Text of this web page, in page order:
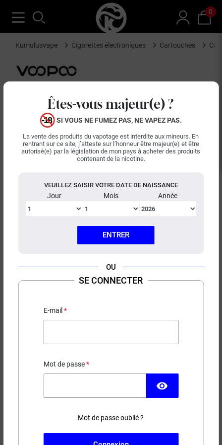
Êtes-vous majeur(e) ?
SI VOUS NE FUMEZ PAS, NE VAPEZ PAS.
La vente des produits du vapotage est interdite aux mineurs. En
rentrant sur ce site, j’atteste sur l’honneur être majeur(e) et être
autorisé(e) par la législation de mon pays à acheter des produits
contenant de la nicotine.
VEUILLEZ SAISIR VOTRE DATE DE NAISSANCE
Jour Mois Année
ENTRER
OU
SE CONNECTER
E-mail
Mot de passe
visibility
Mot de passe oublié ?
0
Kumulusvape Cigarettes électroniques Cartouches
CARTOUCHES VINCI S VOOPOO
7,90 €
Ohms
AJOUTER AU PANIER